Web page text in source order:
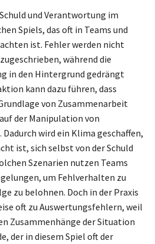
und Verantwortung im
Spiels, das oft in Teams und
ist. Fehler werden nicht
während die
in den Hintergrund gedrängt
kann dazu führen, dass
von Zusammenarbeit
der Manipulation von
wird ein Klima geschaffen,
ist, sich selbst von der Schuld
Szenarien nutzen Teams
um Fehlverhalten zu
zu belohnen. Doch in der Praxis
oft zu Auswertungsfehlern, weil
Zusammenhänge der Situation
der in diesem Spiel oft der